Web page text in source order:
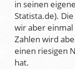
in seinen
Statista.de).
wir aber
Zahlen wird
einen riesigen
hat.